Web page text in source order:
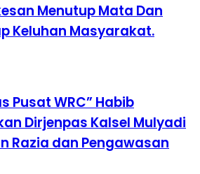
Menutup Mata Dan
Keluhan Masyarakat.
Pusat WRC” Habib
Dirjenpas Kalsel Mulyadi
Razia dan Pengawasan